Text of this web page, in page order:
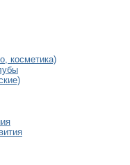
косметика)